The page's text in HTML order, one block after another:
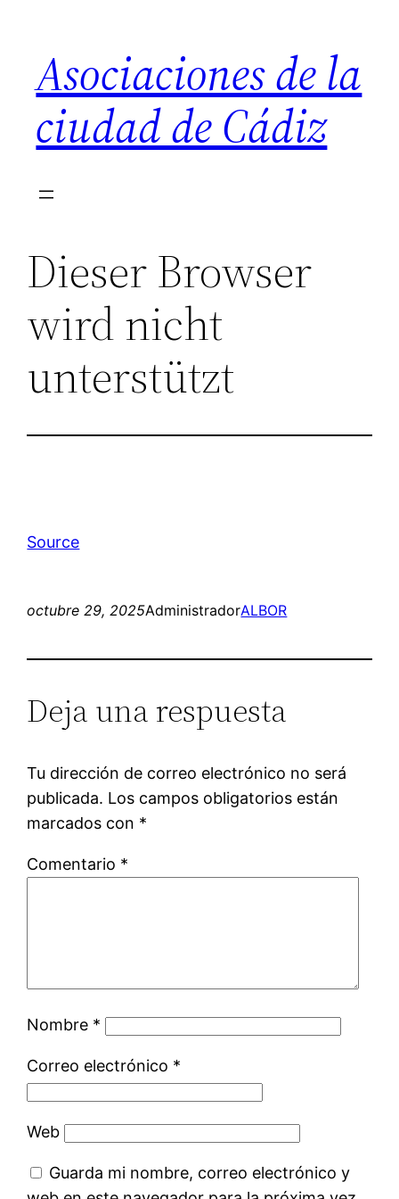
contenido
Asociaciones de la
ciudad de Cádiz
Dieser Browser
wird nicht
unterstützt
Source
octubre 29, 2025AdministradorALBOR
Deja una respuesta
Tu dirección de correo electrónico no será
publicada. Los campos obligatorios están
marcados con *
Comentario *
Nombre *
Correo electrónico *
Web
Guarda mi nombre, correo electrónico y